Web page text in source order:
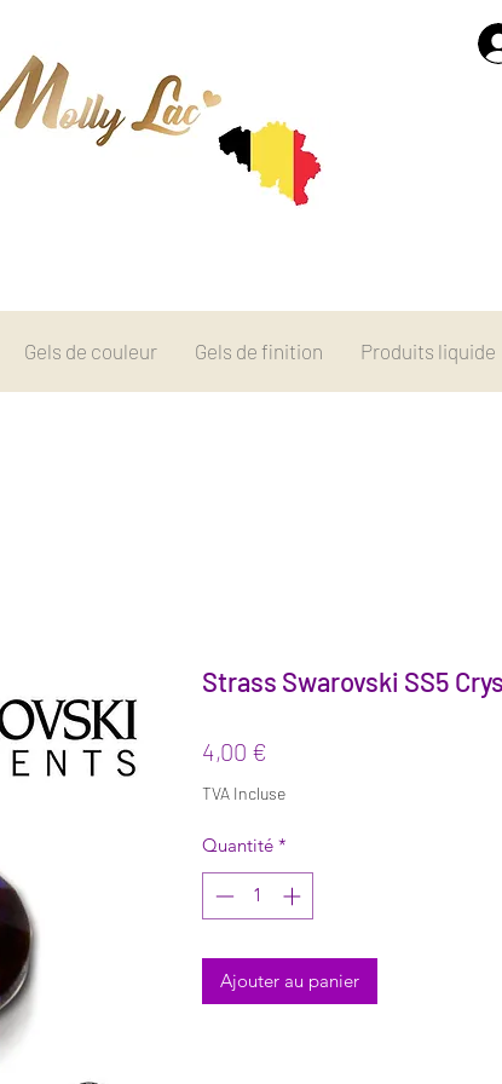
Gels de couleur Gels de finition Produits liquide
Strass Swarovski SS5
4,00 €
TVA Incluse
Quantité *
Ajouter au panier